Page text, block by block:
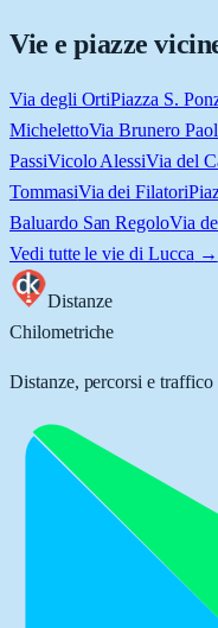
Vie e piazze
Via degli OrtiPiazza S.
MichelettoVia Brunero
PassiVicolo AlessiVia del
TommasiVia dei Filatori
Baluardo San RegoloVia
Vedi tutte le vie di Lucca →
Distanze
Chilometriche
Distanze, percorsi e